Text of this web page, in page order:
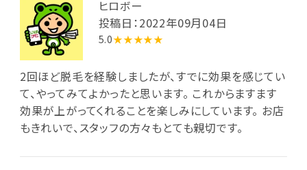
ヒロボー
投稿日：2022年09月04日
5.0★★★★★
2回ほど脱毛を経験しましたが、すでに効果を感じてい
て、やってみてよかったと思います。 これからますます
効果が上がってくれることを楽しみにしています。 お店
もきれいで、スタッフの方々もとても親切です。